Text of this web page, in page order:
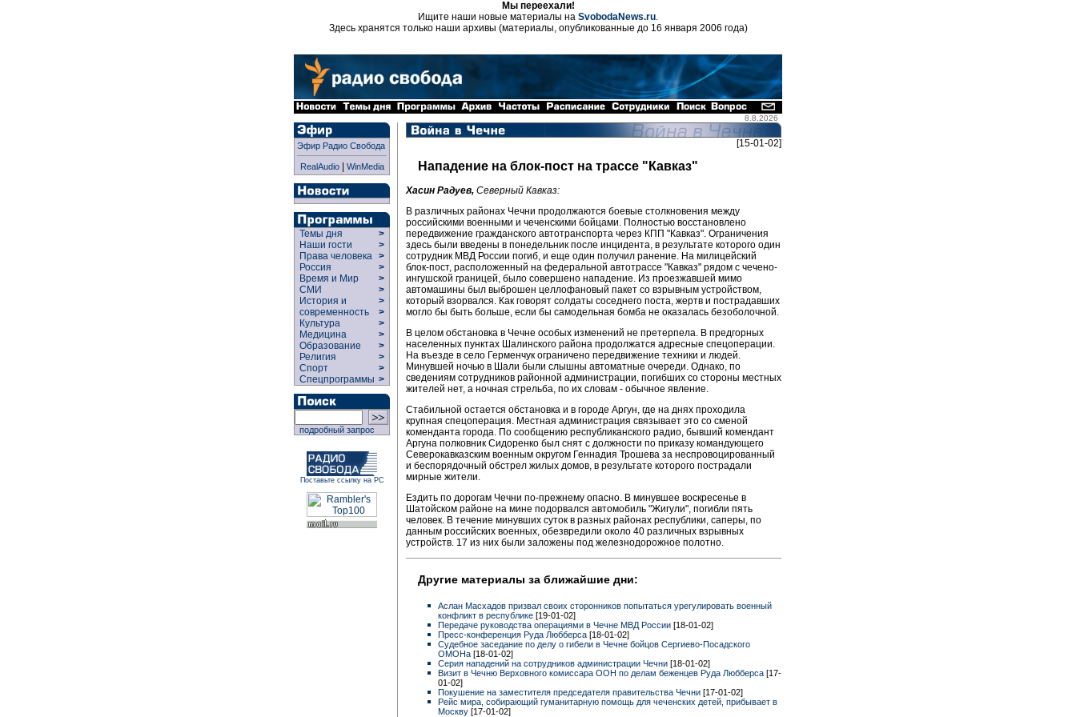
Мы переехали!
Ищите наши новые материалы на SvobodaNews.ru.
Здесь хранятся только наши архивы (материалы, опубликованные до 16 января 2006 года)
8.8.2026
Эфир Радио Свобода
RealAudio| WinMedia
Темы дня
>
Наши гости
>
Права человека >
Россия
>
Время и Мир
>
СМИ
>
История и
современность
>
>
Культура
>
Медицина
>
Образование
>
Религия
>
Спорт
>
Спецпрограммы >
подробный запрос
Поставьте ссылку на РС
[15-01-02]
Нападение на блок-пост на трассе "Кавказ"
Хасин Радуев, Северный Кавказ:
В различных районах Чечни продолжаются боевые столкновения между
российскими военными и чеченскими бойцами. Полностью восстановлено
передвижение гражданского автотранспорта через КПП "Кавказ". Ограничения
здесь были введены в понедельник после инцидента, в результате которого один
сотрудник МВД России погиб, и еще один получил ранение. На милицейский
блок-пост, расположенный на федеральной автотрассе "Кавказ" рядом с чечено-
ингушской границей, было совершено нападение. Из проезжавшей мимо
автомашины был выброшен целлофановый пакет со взрывным устройством,
который взорвался. Как говорят солдаты соседнего поста, жертв и пострадавших
могло бы быть больше, если бы самодельная бомба не оказалась безоболочной.
В целом обстановка в Чечне особых изменений не претерпела. В предгорных
населенных пунктах Шалинского района продолжатся адресные спецоперации.
На въезде в село Герменчук ограничено передвижение техники и людей.
Минувшей ночью в Шали были слышны автоматные очереди. Однако, по
сведениям сотрудников районной администрации, погибших со стороны местных
жителей нет, а ночная стрельба, по их словам - обычное явление.
Стабильной остается обстановка и в городе Аргун, где на днях проходила
крупная спецоперация. Местная администрация связывает это со сменой
коменданта города. По сообщению республиканского радио, бывший комендант
Аргуна полковник Сидоренко был снят с должности по приказу командующего
Северокавказским военным округом Геннадия Трошева за неспровоцированный
и беспорядочный обстрел жилых домов, в результате которого пострадали
мирные жители.
Ездить по дорогам Чечни по-прежнему опасно. В минувшее воскресенье в
Шатойском районе на мине подорвался автомобиль "Жигули", погибли пять
человек. В течение минувших суток в разных районах республики, саперы, по
данным российских военных, обезвредили около 40 различных взрывных
устройств. 17 из них были заложены под железнодорожное полотно.
Другие материалы за ближайшие дни:
Аслан Масхадов призвал своих сторонников попытаться урегулировать военный
конфликт в республике [19-01-02]
Передаче руководства операциями в Чечне МВД России [18-01-02]
Пресс-конференция Руда Любберса [18-01-02]
Судебное заседание по делу о гибели в Чечне бойцов Сергиево-Посадского
ОМОНа [18-01-02]
Серия нападений на сотрудников администрации Чечни [18-01-02]
Визит в Чечню Верховного комиссара ООН по делам беженцев Руда Любберса [17-
01-02]
Покушение на заместителя председателя правительства Чечни [17-01-02]
Рейс мира, собирающий гуманитарную помощь для чеченских детей, прибывает в
Москву [17-01-02]